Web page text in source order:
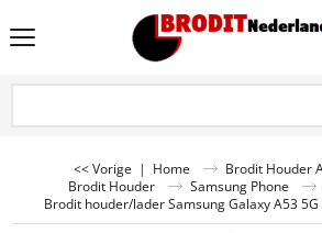
<< Vorige | Home
Brodit Houder
Brodit Houder
Samsung Phone
Brodit houder/lader Samsung Galaxy A53